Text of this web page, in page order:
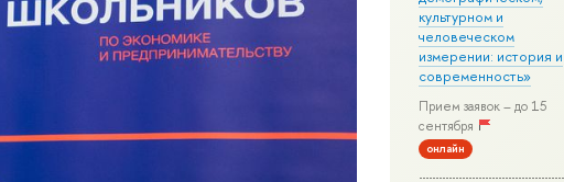
культурном и
человеческом
измерении: история и
современность»
Прием заявок – до 15
сентября
онлайн